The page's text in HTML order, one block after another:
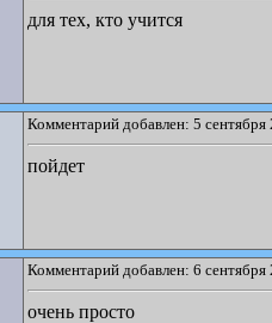
для тех, кто учится
Комментарий добавлен: 5
пойдет
Комментарий добавлен: 6
очень просто